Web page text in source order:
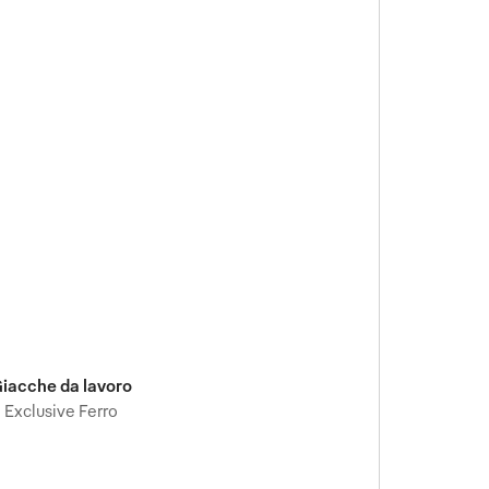
da lavoro
Exclusive Ferro